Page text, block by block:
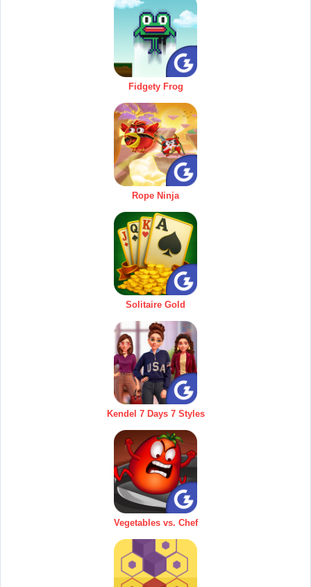
Fidgety Frog
Rope Ninja
Solitaire Gold
Kendel 7 Days 7 Styles
Vegetables vs. Chef